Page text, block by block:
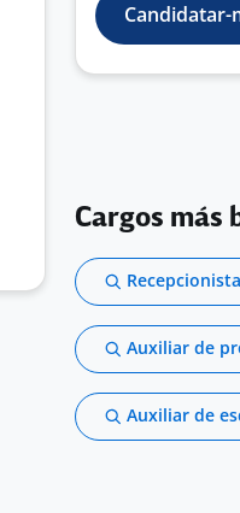
Candidatar-
Cargos más
Recepcionista
Auxiliar de
Auxiliar de